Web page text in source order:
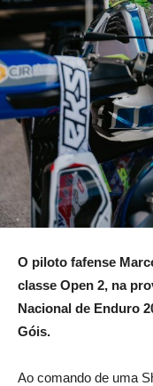
O piloto fafense
classe Open 2, na
Nacional de Enduro
Góis.
Ao comando de uma